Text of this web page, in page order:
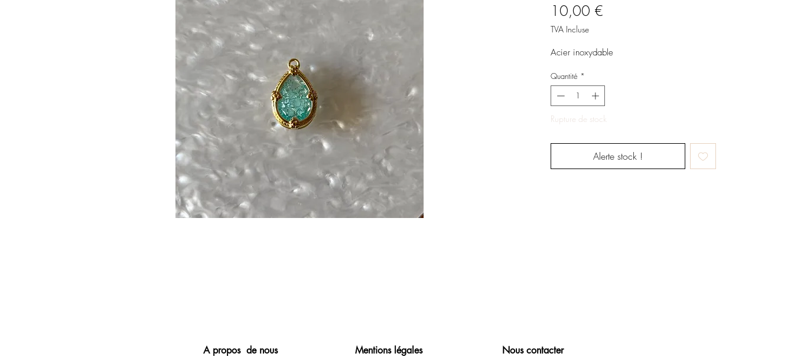
10,00 €
TVA Incluse
Acier inoxydable
Quantité *
Rupture de stock
Alerte stock !
A propos de nous Mentions légales Nous contacter